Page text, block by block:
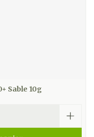
Sable 10g